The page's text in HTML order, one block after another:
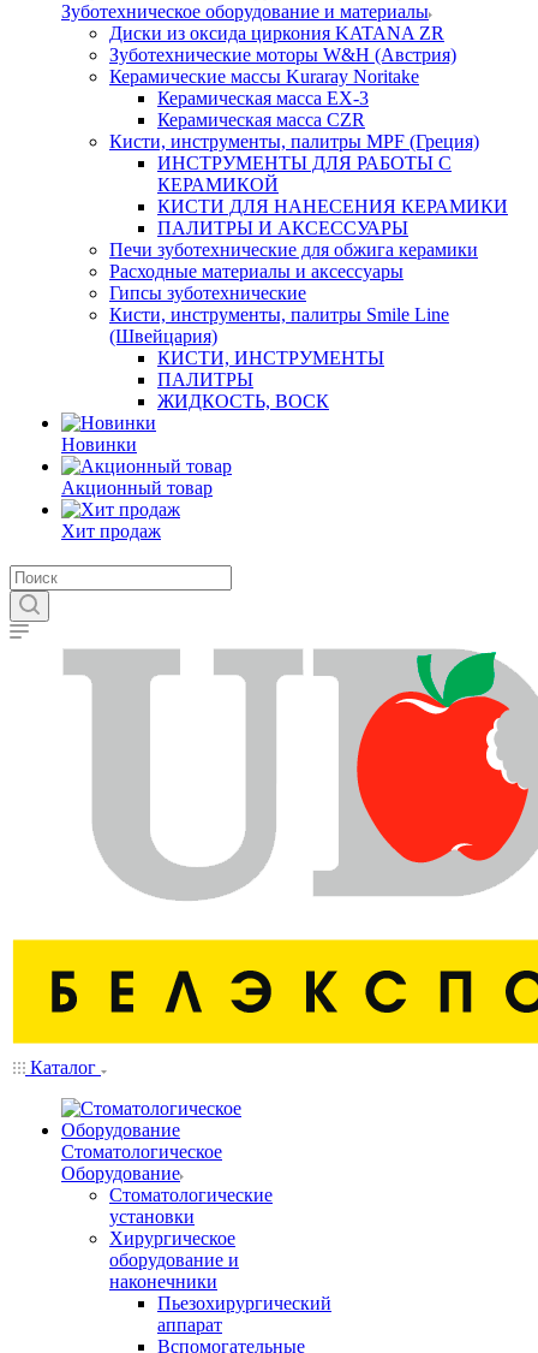
Зуботехническое оборудование и материалы
Диски из оксида циркония KATANA ZR
Зуботехнические моторы W&H (Австрия)
Керамические массы Kuraray Noritake
Керамическая масса EX-3
Керамическая масса CZR
Кисти, инструменты, палитры MPF (Греция)
ИНСТРУМЕНТЫ ДЛЯ РАБОТЫ С
КЕРАМИКОЙ
КИСТИ ДЛЯ НАНЕСЕНИЯ КЕРАМИКИ
ПАЛИТРЫ И АКСЕССУАРЫ
Печи зуботехнические для обжига керамики
Расходные материалы и аксессуары
Гипсы зуботехнические
Кисти, инструменты, палитры Smile Line
(Швейцария)
КИСТИ, ИНСТРУМЕНТЫ
ПАЛИТРЫ
ЖИДКОСТЬ, ВОСК
Новинки
Акционный товар
Хит продаж
Каталог
Стоматологическое
Оборудование
Стоматологические
установки
Хирургическое
оборудование и
наконечники
Пьезохирургический
аппарат
Вспомогательные